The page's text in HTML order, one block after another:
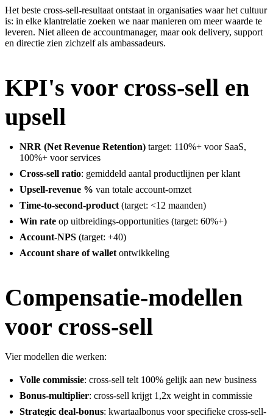
Het beste cross-sell-resultaat ontstaat in organisaties waar het cultuur
is: in elke klantrelatie zoeken we naar manieren om meer waarde te
leveren. Niet alleen de accountmanager, maar ook delivery, support
en directie zien zichzelf als ambassadeurs.
KPI's voor cross-sell en
upsell
NRR (Net Revenue Retention) target: 110%+ voor SaaS,
100%+ voor services
Cross-sell ratio: gemiddeld aantal productlijnen per klant
Upsell-revenue % van totale account-omzet
Time-to-second-product (target: <12 maanden)
Win rate op uitbreidings-opportunities (target: 60%+)
Account-NPS (target: +40)
Account share of wallet ontwikkeling
Compensatie-modellen
voor cross-sell
Vier modellen die werken:
Volle commissie: cross-sell telt 100% gelijk aan new business
Bonus-multiplier: cross-sell krijgt 1,2x weight in commissie
Strategic deal-bonus: kwartaalbonus voor specifieke cross-sell-